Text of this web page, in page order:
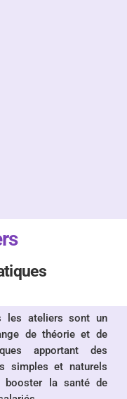
les ateliers sont un
de théorie et de
apportant des
simples et naturels
booster la santé de